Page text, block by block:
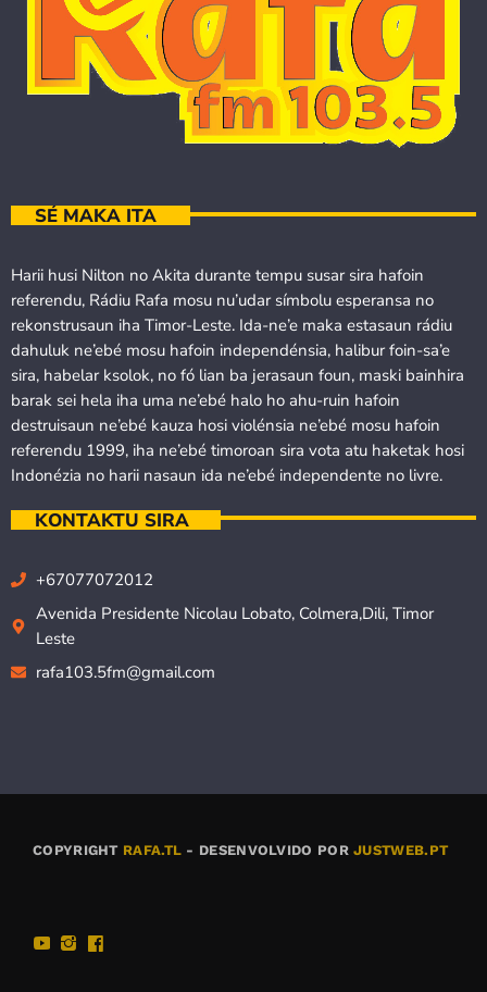
SÉ MAKA ITA
Harii husi Nilton no Akita durante tempu susar sira hafoin
referendu, Rádiu Rafa mosu nu’udar símbolu esperansa no
rekonstrusaun iha Timor-Leste. Ida-ne’e maka estasaun rádiu
dahuluk ne’ebé mosu hafoin independénsia, halibur foin-sa’e
sira, habelar ksolok, no fó lian ba jerasaun foun, maski bainhira
barak sei hela iha uma ne’ebé halo ho ahu-ruin hafoin
destruisaun ne’ebé kauza hosi violénsia ne’ebé mosu hafoin
referendu 1999, iha ne’ebé timoroan sira vota atu haketak hosi
Indonézia no harii nasaun ida ne’ebé independente no livre.
KONTAKTU SIRA
+67077072012
Avenida Presidente Nicolau Lobato, Colmera,Dili, Timor
Leste
rafa103.5fm@gmail.com
COPYRIGHT RAFA.TL - DESENVOLVIDO PORJUSTWEB.PT